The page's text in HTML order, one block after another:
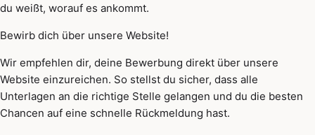
du weißt, worauf es ankommt.
Bewirb dich über unsere Website!
Wir empfehlen dir, deine Bewerbung direkt über unsere
Website einzureichen. So stellst du sicher, dass alle
Unterlagen an die richtige Stelle gelangen und du die besten
Chancen auf eine schnelle Rückmeldung hast.